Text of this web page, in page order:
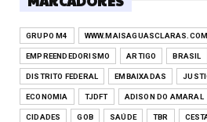
GRUPO M4
EMPREENDEDORISMO ARTIGO BRASIL
DISTRITO FEDERAL EMBAIXADAS
ECONOMIA TJDFT ADISON DO AMARAL
CIDADES GOB SAÚDE TBR